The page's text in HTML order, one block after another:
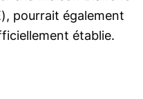
pourrait également
établie.